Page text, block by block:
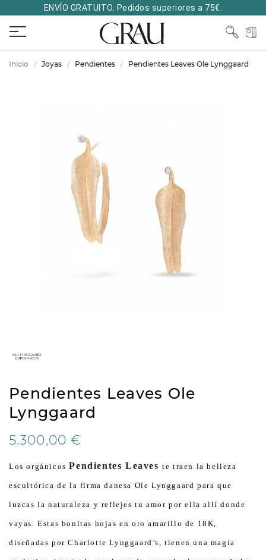
ENVÍO GRATUITO. Pedidos superiores a 75€.
Inicio Joyas Pendientes Pendientes Leaves Ole Lynggaard
Pendientes Leaves Ole
Lynggaard
5.300,00 €
Los orgánicosPendientes Leaveste traen la belleza
escultórica de la firma danesa Ole Lynggaard para que
luzcas la naturaleza y reflejes tu amor por ella allí donde
vayas. Estas bonitas hojas en oro amarillo de 18K,
diseñadas por Charlotte Lynggaard’s, tienen una magia